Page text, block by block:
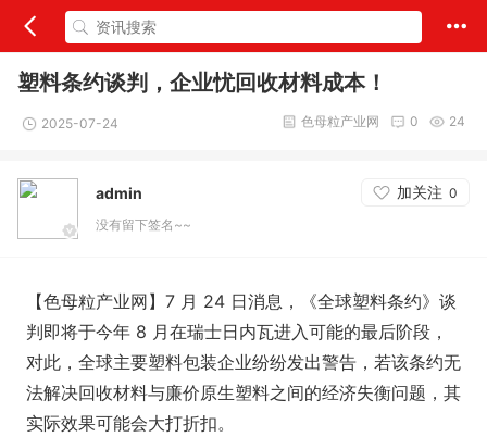
塑料条约谈判，企业忧回收材料成本！
2025-07-24 24
0
色母粒产业网
admin 加关注 0
没有留下签名~~
【色母粒产业网】7 月 24 日消息，《全球塑料条约》谈
判即将于今年 8 月在瑞士日内瓦进入可能的最后阶段，
对此，全球主要塑料包装企业纷纷发出警告，若该条约无
法解决回收材料与廉价原生塑料之间的经济失衡问题，其
实际效果可能会大打折扣。